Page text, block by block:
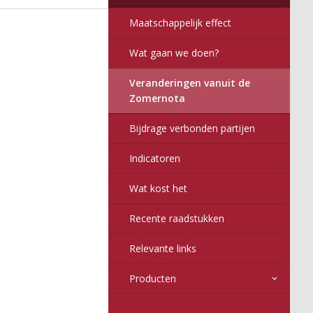
Maatschappelijk effect
Wat gaan we doen?
Veranderingen vanuit de
Zomernota
Bijdrage verbonden partijen
Indicatoren
Wat kost het
Recente raadstukken
Relevante links
Producten